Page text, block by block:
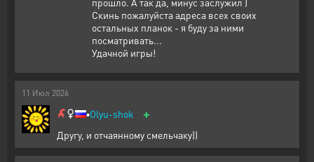
Скинь пожалуйста адреса всех своих
остальных планок - я буду за ними
посматривать...
Удачной игры!
11 Июл 2026
▪️Olyu-shok +
Другу, и отчаянному смельчаку))